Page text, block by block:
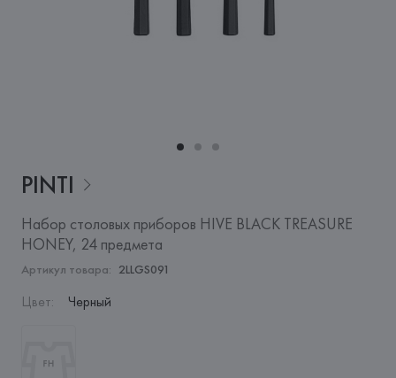
PINTI
Набор столовых приборов HIVE BLACK TREASURE
HONEY, 24 предмета
Артикул товара: 2LLGS091
Цвет: Черный